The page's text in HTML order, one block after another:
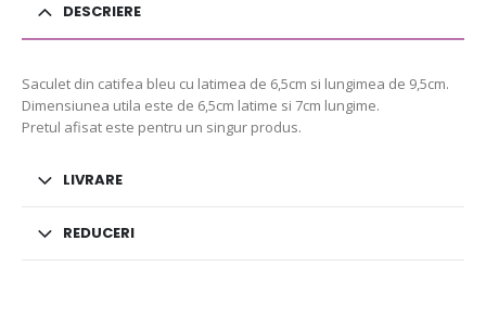
DESCRIERE
Saculet din catifea bleu cu latimea de 6,5cm si lungimea de 9,5cm.
Dimensiunea utila este de 6,5cm latime si 7cm lungime.
Pretul afisat este pentru un singur produs.
LIVRARE
REDUCERI